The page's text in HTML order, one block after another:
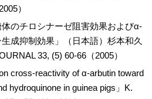
）
体のチロシナーゼ阻害効果およびα-
成抑制効果」（日本語）杉本和久
33, (5) 60-66（2005）
cross-reactivity of α-arbutin toward
hydroquinone in guinea pigs」K.